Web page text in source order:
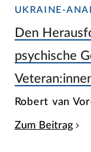
UKRAINE-
Den
psychische
Robert van
Zum Beitrag